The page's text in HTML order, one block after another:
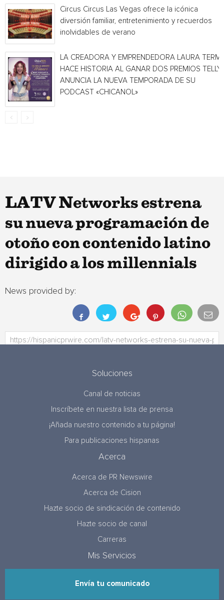
Circus Circus Las Vegas ofrece la icónica
diversión familiar, entretenimiento y recuerdos
inolvidables de verano
LA CREADORA Y EMPRENDEDORA LAURA
HACE HISTORIA AL GANAR DOS PREMIOS TELLY
ANUNCIA LA NUEVA TEMPORADA DE SU
PODCAST «CHICANOL»
LATV Networks estrena
su nueva programación de
otoño con contenido latino
dirigido a los millennials
News provided by:
Soluciones
Canal de noticias
Inscríbete en nuestra lista de prensa
¡Añada nuestro contenido a tu página!
Para publicaciones hispanas
Acerca
Acerca de PR Newswire
Acerca de Cision
Hazte socio de sindicación de contenido
Hazte socio de canal
Carreras
Mis Servicios
Envía tu comunicado